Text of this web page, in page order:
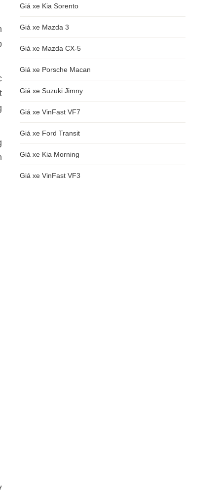
Giá xe Kia Sorento
Giá xe Mazda 3
Giá xe Mazda CX-5
Giá xe Porsche Macan
Giá xe Suzuki Jimny
Giá xe VinFast VF7
Giá xe Ford Transit
Giá xe Kia Morning
Giá xe VinFast VF3